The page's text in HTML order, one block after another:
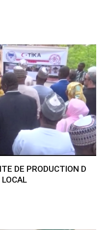
DE PRODUCTION D